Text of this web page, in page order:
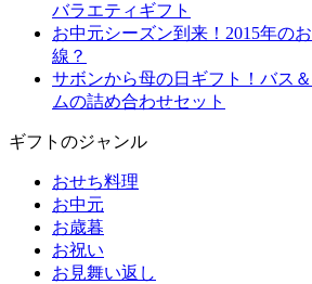
バラエティギフト
お中元シーズン到来！2015年の
線？
サボンから母の日ギフト！バス
ムの詰め合わせセット
ギフトのジャンル
おせち料理
お中元
お歳暮
お祝い
お見舞い返し